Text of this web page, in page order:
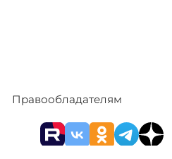
Правообладателям